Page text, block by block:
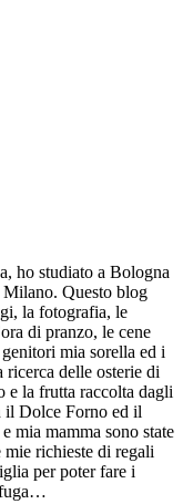
ho studiato a Bologna
Milano. Questo blog
la fotografia, le
di pranzo, le cene
mia sorella ed i
ricerca delle osterie di
e la frutta raccolta dagli
il Dolce Forno ed il
mia mamma sono state
richieste di regali
per poter fare i